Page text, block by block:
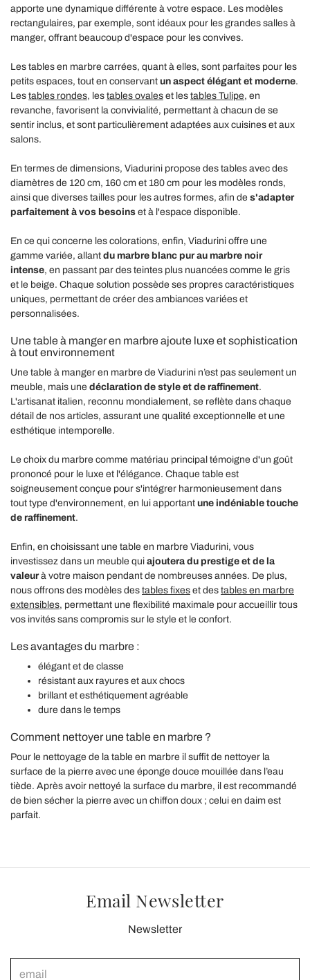
apporte une dynamique différente à votre espace. Les modèles
rectangulaires, par exemple, sont idéaux pour les grandes salles à
manger, offrant beaucoup d'espace pour les convives.
Les tables en marbre carrées, quant à elles, sont parfaites pour les
petits espaces, tout en conservant un aspect élégant et moderne.
Les tables rondes, les tables ovales et les tables Tulipe, en
revanche, favorisent la convivialité, permettant à chacun de se
sentir inclus, et sont particulièrement adaptées aux cuisines et aux
salons.
En termes de dimensions, Viadurini propose des tables avec des
diamètres de 120 cm, 160 cm et 180 cm pour les modèles ronds,
ainsi que diverses tailles pour les autres formes, afin de s'adapter
parfaitement à vos besoins et à l'espace disponible.
En ce qui concerne les colorations, enfin, Viadurini offre une
gamme variée, allant du marbre blanc pur au marbre noir
intense, en passant par des teintes plus nuancées comme le gris
et le beige. Chaque solution possède ses propres caractéristiques
uniques, permettant de créer des ambiances variées et
personnalisées.
Une table à manger en marbre ajoute luxe et sophistication
à tout environnement
Une table à manger en marbre de Viadurini n’est pas seulement un
meuble, mais une déclaration de style et de raffinement.
L'artisanat italien, reconnu mondialement, se reflète dans chaque
détail de nos articles, assurant une qualité exceptionnelle et une
esthétique intemporelle.
Le choix du marbre comme matériau principal témoigne d'un goût
prononcé pour le luxe et l'élégance. Chaque table est
soigneusement conçue pour s'intégrer harmonieusement dans
tout type d'environnement, en lui apportant une indéniable touche
de raffinement.
Enfin, en choisissant une table en marbre Viadurini, vous
investissez dans un meuble qui ajoutera du prestige et de la
valeurà votre maison pendant de nombreuses années. De plus,
nous offrons des modèles des tables fixes et des tables en marbre
extensibles, permettant une flexibilité maximale pour accueillir tous
vos invités sans compromis sur le style et le confort.
Les avantages du marbre :
élégant et de classe
résistant aux rayures et aux chocs
brillant et esthétiquement agréable
dure dans le temps
Comment nettoyer une table en marbre ?
Pour le nettoyage de la table en marbre il suffit de nettoyer la
surface de la pierre avec une éponge douce mouillée dans l’eau
tiède. Après avoir nettoyé la surface du marbre, il est recommandé
de bien sécher la pierre avec un chiffon doux ; celui en daim est
parfait.
Email Newsletter
Newsletter